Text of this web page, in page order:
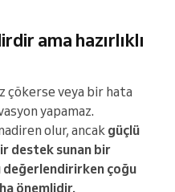
ama hazırlıklı
çökerse veya bir hata
yapamaz.
olur, ancak güçlü
destek sunan bir
değerlendirirken çoğu
önemlidir.